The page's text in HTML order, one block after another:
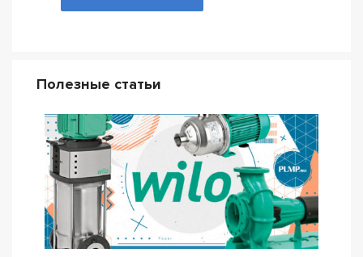
Полезные статьи